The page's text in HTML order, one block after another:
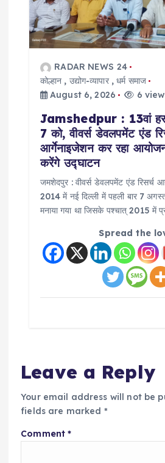
RADAR NEWS 24
कोल्हान , उद्योग-व्यापार,धर्म समाज
August 6, 2026
6
Jamshedpur : 13वां
7 को, वीवर्स डेवलपमेंट एंड
आर्गेनाइजेशन कर रहा
करेंगे उद्घाटन
जमशेदपुर : वीवर्स डेवलपमेंट एंड रिसर्च
2014 में नई दिल्ली में पहली बार 7
मनाया गया था जिसके पश्चात् 2015 में
Spread the
Leave a Reply
Your email address will not be
fields are marked *
Comment*